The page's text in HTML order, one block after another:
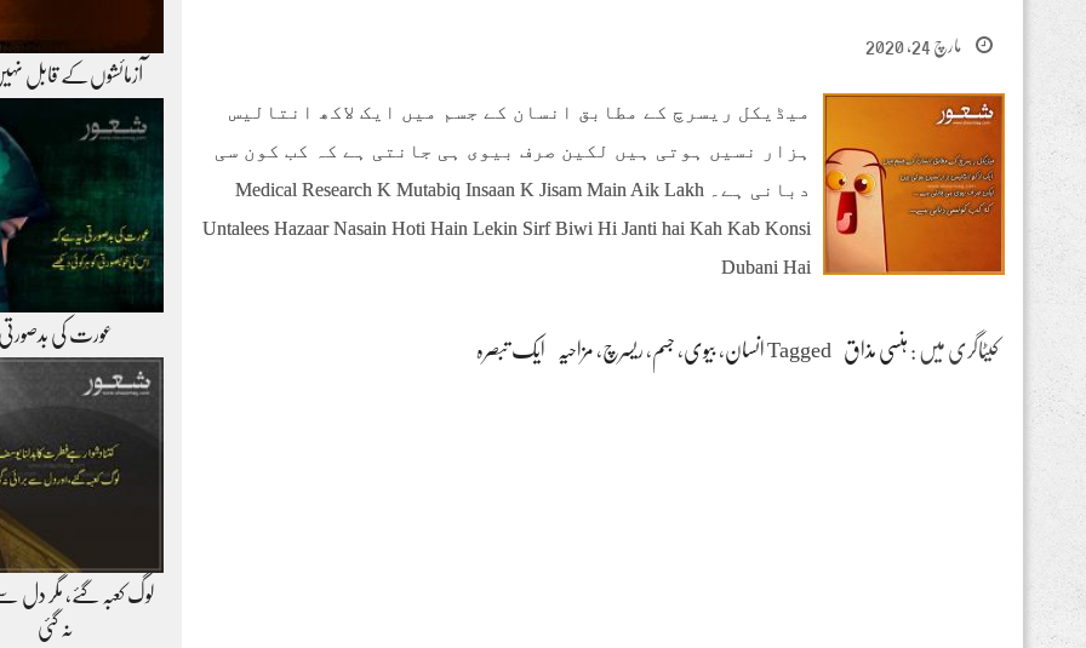
آزمائشوں‌کے قابل
عورت کی
لوگ کعبہ گئے، مگر دل
نہ گئی
مارچ 24, 2020
میڈیکل ریسرچ کے مطابق انسان کے جسم میں ایک لاکھ انتالیس
ہزار نسیں ہوتی ہیں لکین صرف بیوی ہی جانتی ہے کہ کب کون سی
دبانی ہے۔ Medical Research K Mutabiq Insaan K Jisam Main Aik Lakh
Untalees Hazaar Nasain Hoti Hain Lekin Sirf Biwi Hi Janti hai Kah Kab Konsi
Dubani Hai
کیٹاگری میں : ہنسی مذاق Taggedانسان،بیوی، جسم ، ریسرچ، مزاحیہ ایک تبصرہ